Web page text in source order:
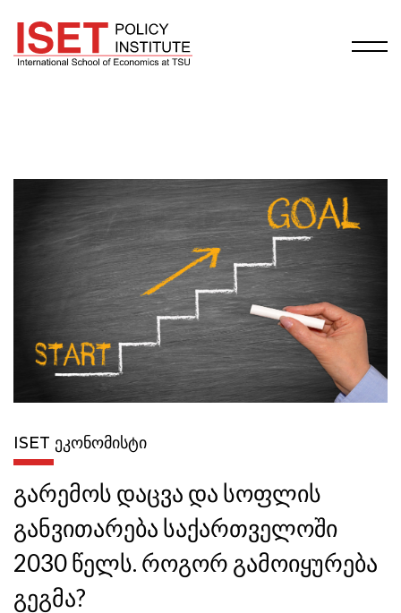
ISET ᲔᲙᲝᲜᲝᲛᲘᲡᲢᲘ
გარემოს დაცვა და სოფლის
განვითარება საქართველოში
2030 წელს. როგორ გამოიყურება
გეგმა?